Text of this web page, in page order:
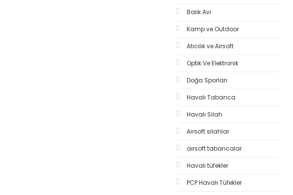
Balık Avı
Kamp ve Outdoor
Atıcılık ve Airsoft
Optik Ve Elektronik
Doğa Sporları
Havalı Tabanca
Havalı Silah
Airsoft silahlar
airsoft tabancalar
Havalı tüfekler
PCP Havalı Tüfekler